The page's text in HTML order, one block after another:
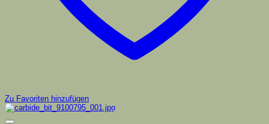
Zu Favoriten hinzufügen